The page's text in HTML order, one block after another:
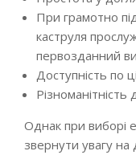
При грамотно
каструля
первозданний
Доступність по
Різноманітність
Однак при виборі
звернути увагу